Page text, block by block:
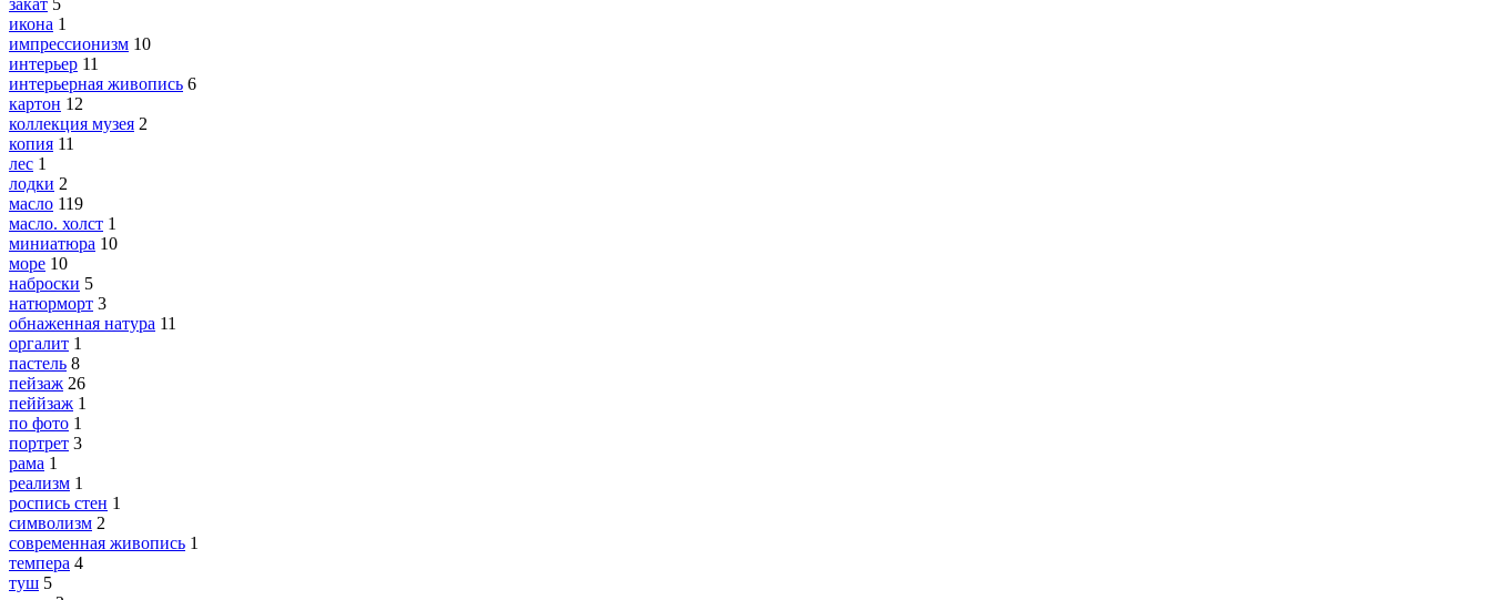
закат 5
икона 1
импрессионизм 10
интерьер 11
интерьерная живопись 6
картон 12
коллекция музея 2
копия 11
лес 1
лодки 2
масло 119
масло. холст 1
миниатюра 10
море 10
наброски 5
натюрморт 3
обнаженная натура 11
оргалит 1
пастель 8
пейзаж 26
пеййзаж 1
по фото 1
портрет 3
рама 1
реализм 1
роспись стен 1
символизм 2
современная живопись 1
темпера 4
туш 5